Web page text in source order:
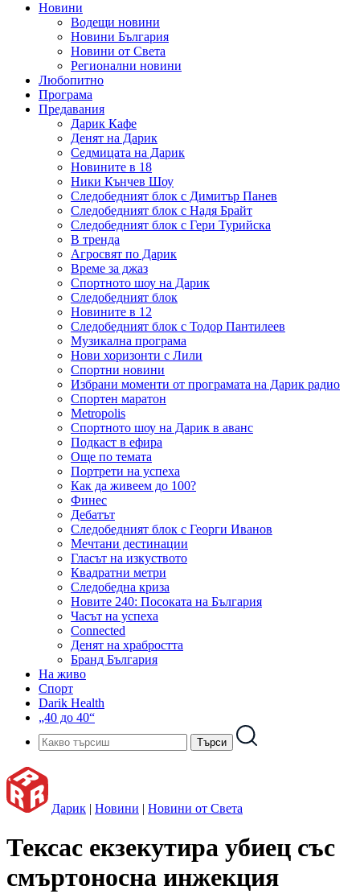
Новини
Водещи новини
Новини България
Новини от Света
Регионални новини
Любопитно
Програма
Предавания
Дарик Кафе
Денят на Дарик
Седмицата на Дарик
Новините в 18
Ники Кънчев Шоу
Следобедният блок с Димитър Панев
Следобедният блок с Надя Брайт
Следобедният блок с Гери Турийска
В тренда
Агросвят по Дарик
Време за джаз
Спортното шоу на Дарик
Следобедният блок
Новините в 12
Следобедният блок с Тодор Пантилеев
Музикална програма
Нови хоризонти с Лили
Спортни новини
Избрани моменти от програмата на Дарик радио
Спортен маратон
Metropolis
Спортното шоу на Дарик в аванс
Подкаст в ефира
Още по темата
Портрети на успеха
Как да живеем до 100?
Финес
Дебатът
Следобедният блок с Георги Иванов
Мечтани дестинации
Гласът на изкуството
Квадратни метри
Следобедна криза
Новите 240: Посоката на България
Часът на успеха
Connected
Денят на храбростта
Бранд България
На живо
Спорт
Darik Health
„40 до 40“
Дарик | Новини | Новини от Света
Тексас екзекутира убиец със
смъртоносна инжекция